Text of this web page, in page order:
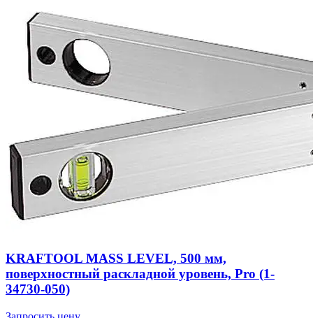
KRAFTOOL MASS LEVEL, 500 мм,
поверхностный раскладной уровень, Pro (1-
34730-050)